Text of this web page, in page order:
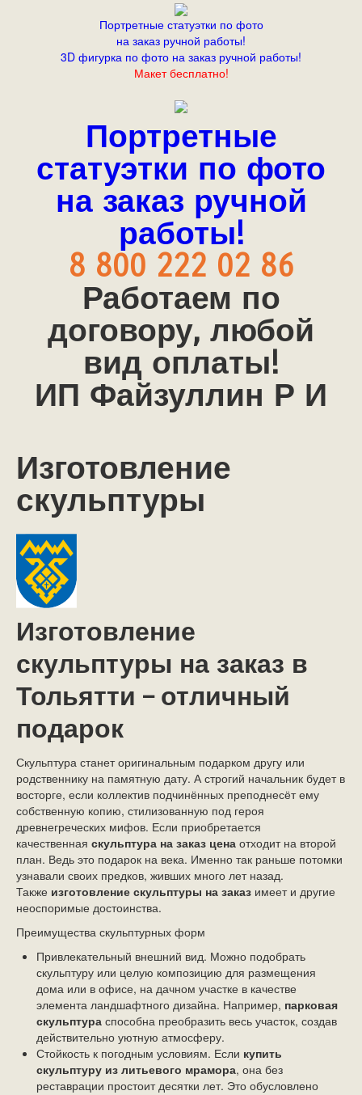
Портретные статуэтки по фото
на заказ ручной работы!
3D фигурка по фото на заказ ручной работы!
Макет бесплатно!
Портретные
статуэтки по фото
на заказ ручной
работы!
8 800 222 02 86
Работаем по
договору, любой
вид оплаты!
ИП Файзуллин Р И
Изготовление
скульптуры
Изготовление
скульптуры на заказ в
Тольятти – отличный
подарок
Скульптура станет оригинальным подарком другу или
родственнику на памятную дату. А строгий начальник будет в
восторге, если коллектив подчинённых преподнесёт ему
собственную копию, стилизованную под героя
древнегреческих мифов. Если приобретается
качественная скульптура на заказ цена отходит на второй
план. Ведь это подарок на века. Именно так раньше потомки
узнавали своих предков, живших много лет назад.
Также изготовление скульптуры на заказ имеет и другие
неоспоримые достоинства.
Преимущества скульптурных форм
Привлекательный внешний вид. Можно подобрать
скульптуру или целую композицию для размещения
дома или в офисе, на дачном участке в качестве
элемента ландшафтного дизайна. Например, парковая
скульптура способна преобразить весь участок, создав
действительно уютную атмосферу.
Стойкость к погодным условиям. Если купить
скульптуру из литьевого мрамора, она без
реставрации простоит десятки лет. Это обусловлено